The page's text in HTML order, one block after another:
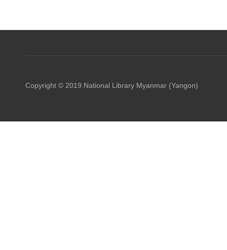
Copyright © 2019 National Library Myanmar (Yangon)